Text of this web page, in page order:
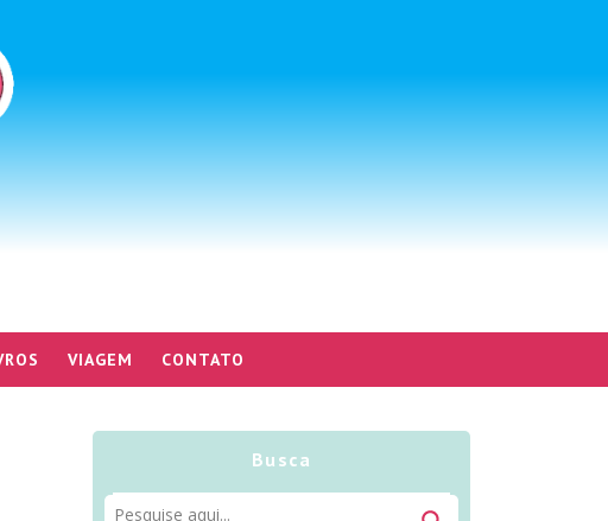
VIAGEM CONTATO
Busca